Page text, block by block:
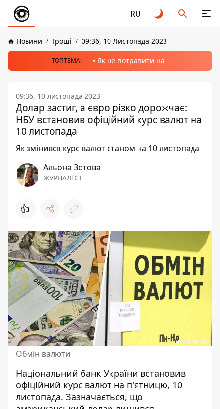
RU
Новини Гроші 09:36, 10 Листопада 2023
ТОПТЕМА: Як не потрапити на
09:36, 10 листопада 2023
Долар застиг, а євро різко дорожчає:
НБУ встановив офіційний курс валют на
10 листопада
Як змінився курс валют станом на 10 листопада
Альона Зотова
ЖУРНАЛІСТ
👍
Обмін валюти
Національний банк України встановив
офіційний курс валют на п'ятницю, 10
листопада. Зазначається, що